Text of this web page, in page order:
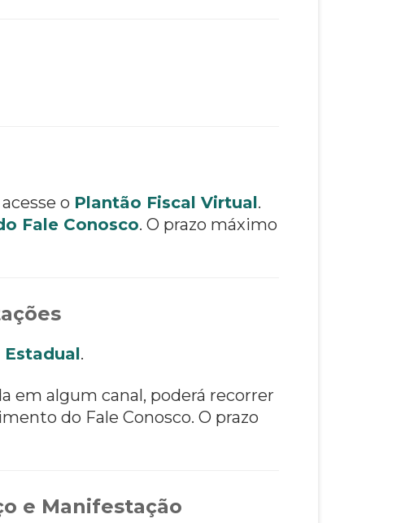
o Plantão Fiscal Virtual.
Fale Conosco. O prazo máximo
Estadual.
em algum canal, poderá recorrer
do Fale Conosco. O prazo
e Manifestação